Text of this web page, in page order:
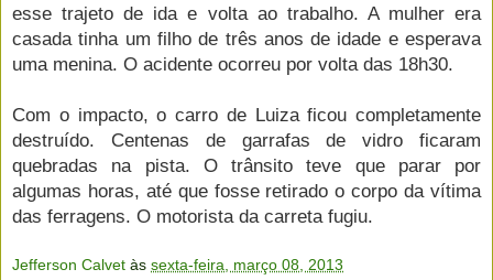
esse trajeto de ida e volta ao trabalho. A mulher era
casada tinha um filho de três anos de idade e esperava
uma menina. O acidente ocorreu por volta das 18h30.
Com o impacto, o carro de Luiza ficou completamente
destruído. Centenas de garrafas de vidro ficaram
quebradas na pista. O trânsito teve que parar por
algumas horas, até que fosse retirado o corpo da vítima
das ferragens. O motorista da carreta fugiu.
Jefferson Calvet às sexta-feira, março 08, 2013